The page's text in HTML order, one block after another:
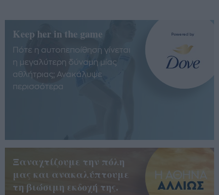
Keep her in the game
Πότε η αυτοπεποίθηση γίνεται
η μεγαλύτερη δύναμη μίας
αθλήτριας; Ανακάλυψε
περισσότερα
Ξαναχτίζουμε την πόλη
μας και ανακαλύπτουμε
τη βιώσιμη εκδοχή της.